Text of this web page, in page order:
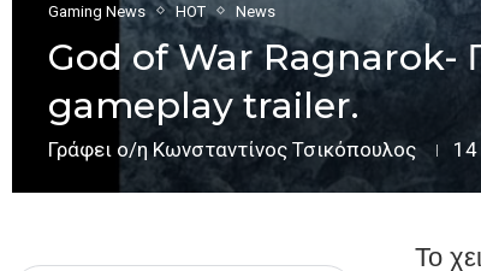
Gaming News HOT News
God of War Ragnarok-
gameplay trailer.
Γράφει ο/η Κωνσταντίνος Τσικόπουλος
Το